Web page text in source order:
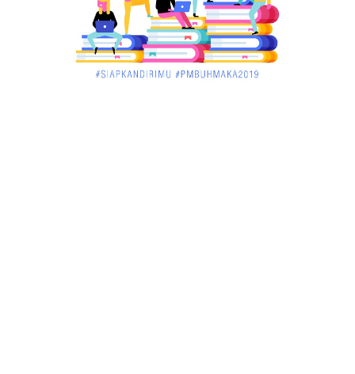
Menelisik Pemadam Kebakaran Swasta di
Pontianak, Bukti ...
March 02, 2018
KALBAR